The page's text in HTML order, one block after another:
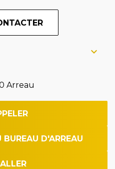
Arreau
D'ARREAU